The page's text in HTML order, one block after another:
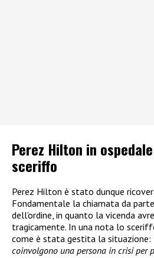
Perez Hilton in
sceriffo
Perez Hilton è stato dunque
Fondamentale la chiamata da
dell’ordine, in quanto la vicenda
tragicamente. In una nota lo
come è stata gestita la situazione:
coinvolgono una persona in crisi per